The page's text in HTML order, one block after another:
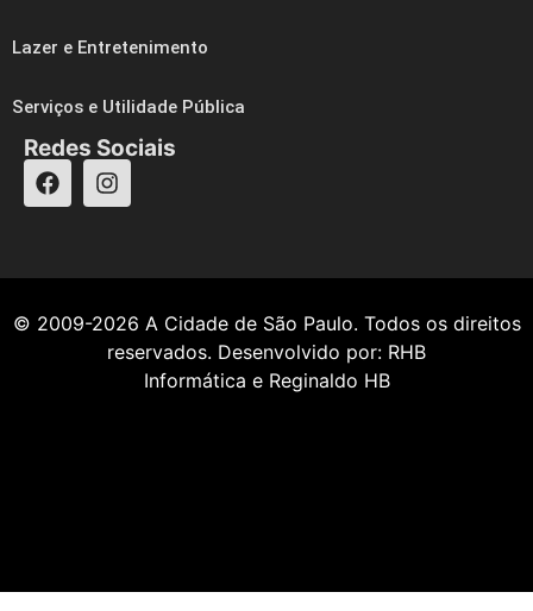
Lazer e Entretenimento
Serviços e Utilidade Pública
Redes Sociais
© 2009-2026 A Cidade de São Paulo. Todos os direitos
reservados. Desenvolvido por: RHB
Informática e Reginaldo HB